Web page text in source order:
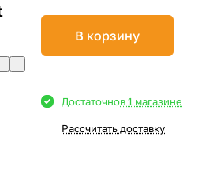
В корзину
Достаточнов 1 магазине
Рассчитать доставку